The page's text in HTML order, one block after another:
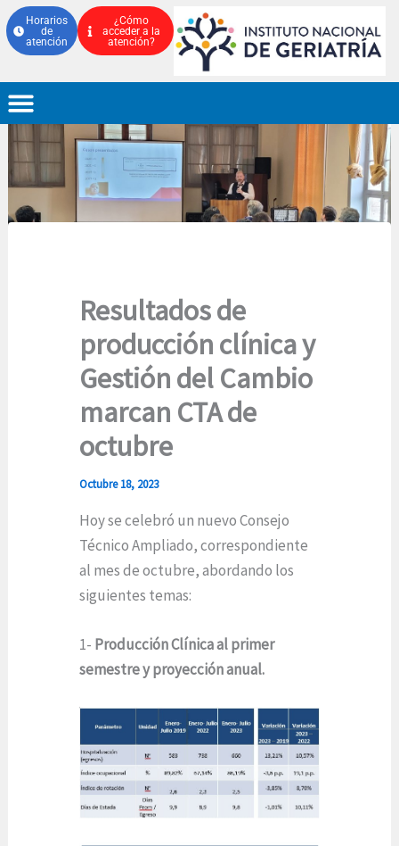
al
contenido
Horarios
de
atención
¿Cómo
acceder a la
atención?
Resultados de
producción clínica y
Gestión del Cambio
marcan CTA de
octubre
Octubre 18, 2023
Hoy se celebró un nuevo Consejo
Técnico Ampliado, correspondiente
al mes de octubre, abordando los
siguientes temas:
1- Producción Clínica al primer
semestre y proyección anual.